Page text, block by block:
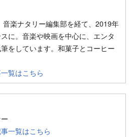
音楽ナタリー編集部を経て、2019年
に。音楽や映画を中心に、エンタ
をしています。和菓子とコーヒー
覧はこちら
一覧はこちら